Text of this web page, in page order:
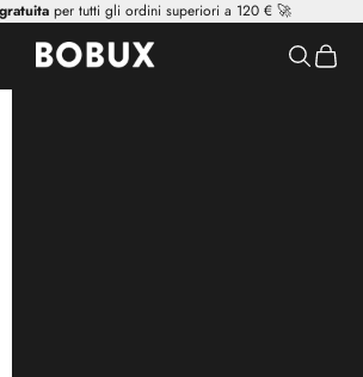
per tutti gli ordini superiori a 120 € 🚀
Mr Tiggle - Distributor Mostra il